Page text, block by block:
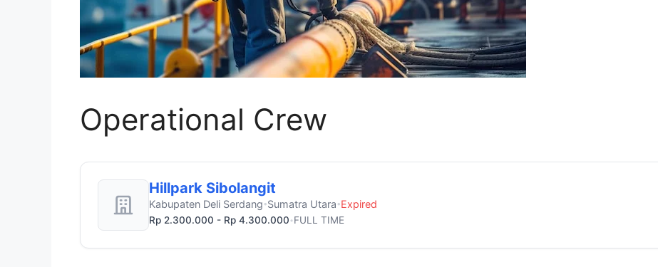
Operational Crew
Hillpark Sibolangit
Kabupaten Deli Serdang•Sumatra Utara•Expired
Rp 2.300.000 - Rp 4.300.000 •FULL TIME